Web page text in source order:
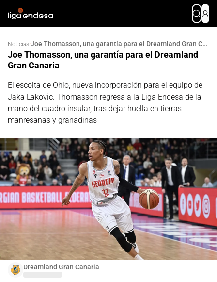
Noticias· Joe Thomasson, una garantía para el Dreamland Gran Canaria
Joe Thomasson, una garantía para el Dreamland
Gran Canaria
El escolta de Ohio, nueva incorporación para el equipo de
Jaka Lakovic. Thomasson regresa a la Liga Endesa de la
mano del cuadro insular, tras dejar huella en tierras
manresanas y granadinas
Dreamland Gran Canaria